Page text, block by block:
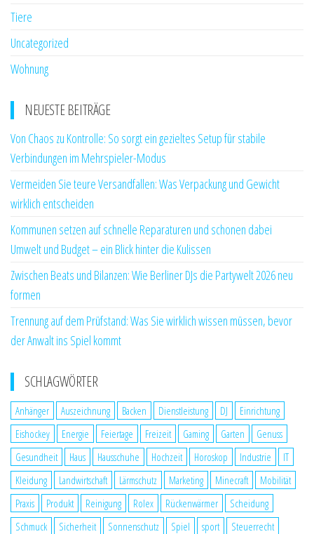
Tiere
Uncategorized
Wohnung
NEUESTE BEITRÄGE
Von Chaos zu Kontrolle: So sorgt ein gezieltes Setup für stabile
Verbindungen im Mehrspieler-Modus
Vermeiden Sie teure Versandfallen: Was Verpackung und Gewicht
wirklich entscheiden
Kommunen setzen auf schnelle Reparaturen und schonen dabei
Umwelt und Budget – ein Blick hinter die Kulissen
Zwischen Beats und Bilanzen: Wie Berliner DJs die Partywelt 2026 neu
formen
Trennung auf dem Prüfstand: Was Sie wirklich wissen müssen, bevor
der Anwalt ins Spiel kommt
SCHLAGWÖRTER
Anhänger Auszeichnung Backen Dienstleistung DJ
Einrichtung
Eishockey
Energie Feiertage Freizeit Gaming Garten
Genuss
Gesundheit
Haus Hausschuhe Hochzeit Horoskop Industrie
IT
Kleidung
Landwirtschaft Lärmschutz Marketing Minecraft
Mobilität
Praxis
Produkt Reinigung Rolex Rückenwärmer
Scheidung
Schmuck
Sicherheit Sonnenschutz Spiel sport
Steuerrecht